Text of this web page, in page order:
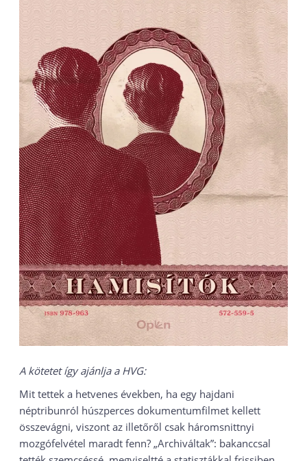
A kötetet így ajánlja a HVG:
Mit tettek a hetvenes években, ha egy hajdani
néptribunról húszperces dokumentumfilmet kellett
összevágni, viszont az illetőről csak háromsnittnyi
mozgófelvétel maradt fenn? „Archiváltak”: bakanccsal